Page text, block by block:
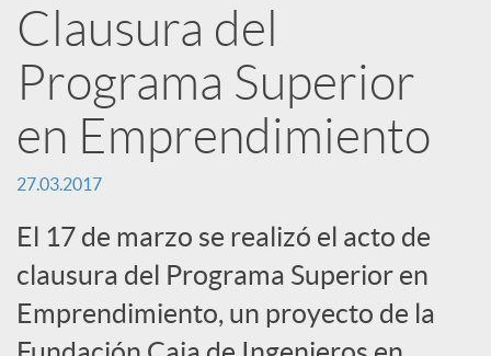
n
R
e
d
e
Clausura del
Programa Superior
en Emprendimiento
27.03.2017
El 17 de marzo se realizó el acto de
clausura del Programa Superior en
Emprendimiento, un proyecto de la